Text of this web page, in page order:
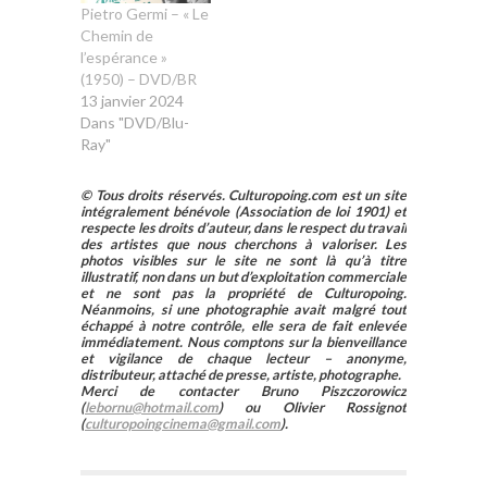
Pietro Germi – « Le
Chemin de
l’espérance »
(1950) – DVD/BR
13 janvier 2024
Dans "DVD/Blu-
Ray"
© Tous droits réservés. Culturopoing.com est un site
intégralement bénévole (Association de loi 1901) et
respecte les droits d’auteur, dans le respect du travail
des artistes que nous cherchons à valoriser. Les
photos visibles sur le site ne sont là qu’à titre
illustratif, non dans un but d’exploitation commerciale
et ne sont pas la propriété de Culturopoing.
Néanmoins, si une photographie avait malgré tout
échappé à notre contrôle, elle sera de fait enlevée
immédiatement. Nous comptons sur la bienveillance
et vigilance de chaque lecteur – anonyme,
distributeur, attaché de presse, artiste, photographe.
Merci de contacter Bruno Piszczorowicz
(lebornu@hotmail.com) ou Olivier Rossignot
(culturopoingcinema@gmail.com).